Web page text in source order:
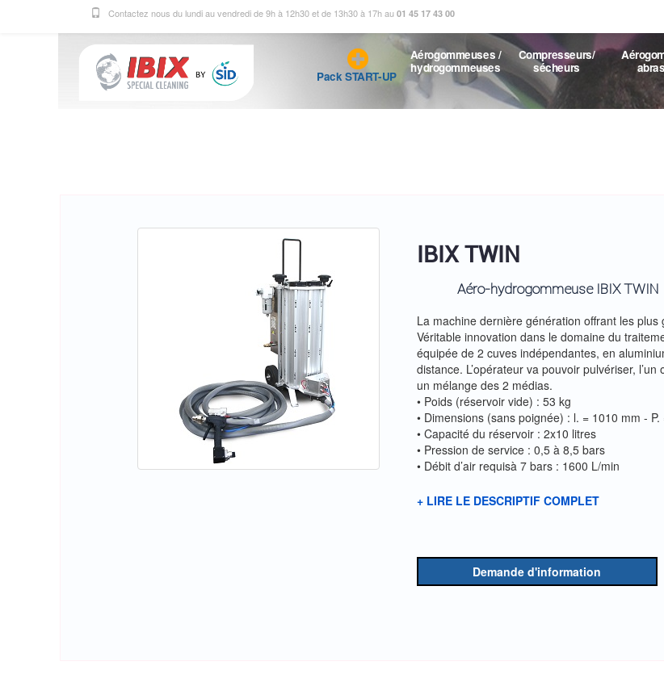
Contactez nous du lundi au vendredi de 9h à 12h30 et de 13h30 à 17h au 01 45 17 43 00
Pack START-UP
Aérogommeuses /
hydrogommeuses
Compresseurs/
sécheurs
IBIX TWIN
Aéro-hydrogommeuse IBIX TWIN
La machine dernière génération offrant les
Véritable innovation dans le domaine du
équipée de 2 cuves indépendantes, en
distance. L’opérateur va pouvoir pulvériser,
un mélange des 2 médias.
• Poids (réservoir vide) : 53 kg
• Dimensions (sans poignée) : l. = 1010 mm -
• Capacité du réservoir : 2x10 litres
• Pression de service : 0,5 à 8,5 bars
• Débit d’air requisà 7 bars : 1600 L/min
+ LIRE LE DESCRIPTIF COMPLET
Demande d'information